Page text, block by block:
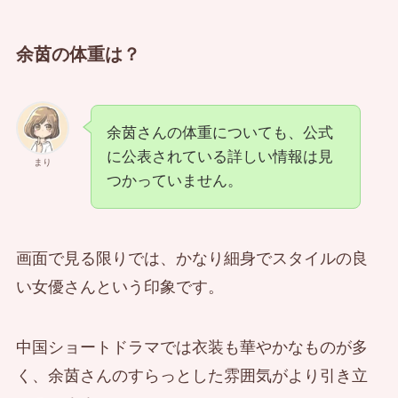
余茵の体重は？
まり
余茵さんの体重についても、公式
に公表されている詳しい情報は見
つかっていません。
画面で見る限りでは、かなり細身でスタイルの良
い女優さんという印象です。
中国ショートドラマでは衣装も華やかなものが多
く、余茵さんのすらっとした雰囲気がより引き立